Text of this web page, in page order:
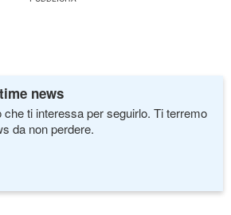
news
che ti interessa per seguirlo. Ti terremo
da non perdere.